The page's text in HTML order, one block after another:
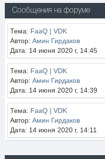
Сообщения на форуме
Тема: FaaQ | VDK
Автор: Амин Гирдаков
Дата: 14 июня 2020 г, 14:45
Тема: FaaQ | VDK
Автор: Амин Гирдаков
Дата: 14 июня 2020 г, 14:39
Тема: FaaQ | VDK
Автор: Амин Гирдаков
Дата: 14 июня 2020 г, 14:11